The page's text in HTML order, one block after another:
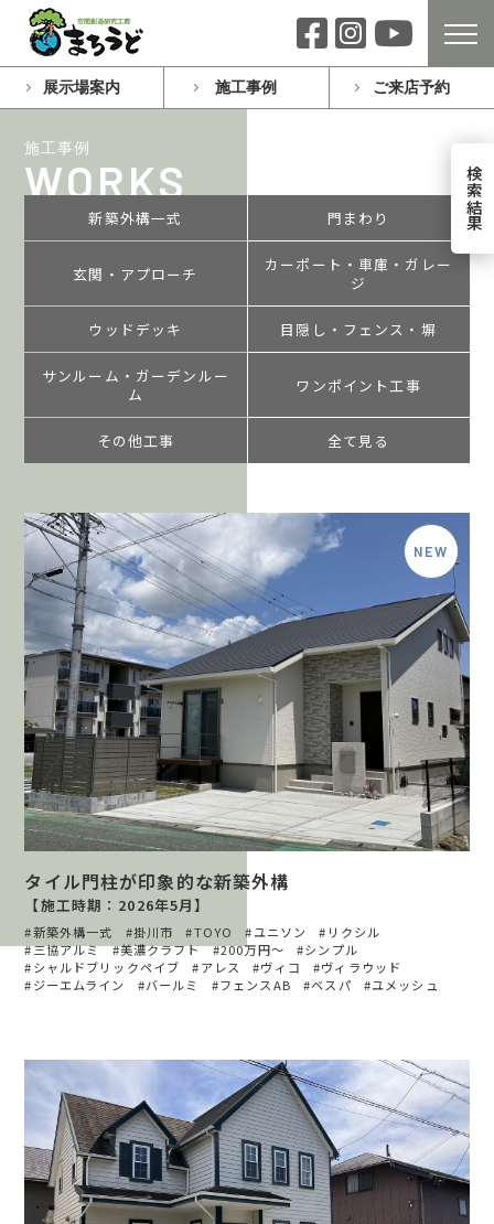
展示場案内 施工事例 ご来店予約
検索結果
施工事例
WORKS
新築外構一式 門まわり
玄関・アプローチ
カーポート・車庫・ガレー
ジ
ウッドデッキ 目隠し・フェンス・塀
サンルーム・ガーデンルー
ム
ワンポイント工事
その他工事 全て見る
タイル門柱が印象的な新築外構
【施工時期：2026年5月】
新築外構一式 掛川市 TOYO ユニソン
リクシル
三協アルミ
美濃クラフト 200万円〜
シンプル
シャルドブリックペイブ
アレス ヴィコ
ヴィラウッド
ジーエムライン
バールミ フェンスAB ベスパ ユメッシュ